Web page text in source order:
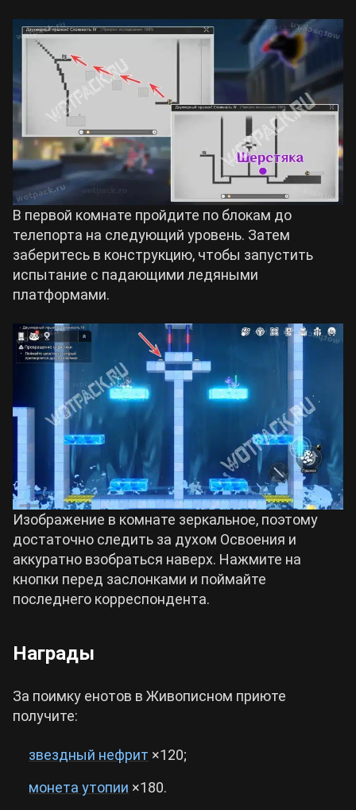
В первой комнате пройдите по блокам до
телепорта на следующий уровень. Затем
заберитесь в конструкцию, чтобы запустить
испытание с падающими ледяными
платформами.
Изображение в комнате зеркальное, поэтому
достаточно следить за духом Освоения и
аккуратно взобраться наверх. Нажмите на
кнопки перед заслонками и поймайте
последнего корреспондента.
Награды
За поимку енотов в Живописном приюте
получите:
звездный нефрит ×120;
монета утопии ×180.